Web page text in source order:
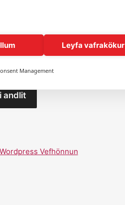
andlit
Wordpress Vefhönnun
Leyfa vafrakökur
Management